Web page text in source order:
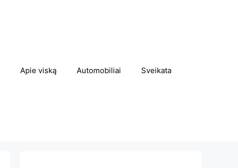
Apie viską Automobiliai Sveikata